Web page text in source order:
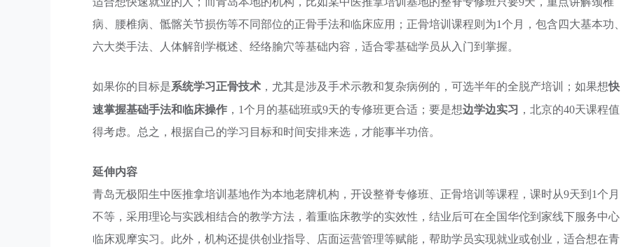
病、腰椎病、骶髂关节损伤等不同部位的正骨手法和临床应用；正骨培训课程则为1个月，包含四大基本功、
六大类手法、人体解剖学概述、经络腧穴等基础内容，适合零基础学员从入门到掌握。
如果你的目标是系统学习正骨技术 ，尤其是涉及手术示教和复杂病例的，可选半年的全脱产培训；如果想快
速掌握基础手法和临床操作 ，1个月的基础班或9天的专修班更合适；要是想边学边实习 ，北京的40天课程值
得考虑。总之，根据自己的学习目标和时间安排来选，才能事半功倍。
延伸内容
青岛无极阳生中医推拿培训基地作为本地老牌机构，开设整脊专修班、正骨培训等课程，课时从9天到1个月
不等，采用理论与实践相结合的教学方法，着重临床教学的实效性，结业后可在全国华佗到家线下服务中心
临床观摩实习。此外，机构还提供创业指导、店面运营管理等赋能，帮助学员实现就业或创业，适合想在青